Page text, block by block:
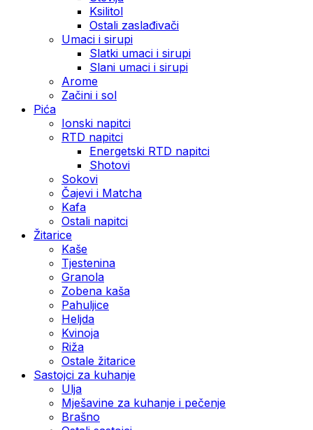
Ksilitol
Ostali zaslađivači
Umaci i sirupi
Slatki umaci i sirupi
Slani umaci i sirupi
Arome
Začini i sol
Pića
Ionski napitci
RTD napitci
Energetski RTD napitci
Shotovi
Sokovi
Čajevi i Matcha
Kafa
Ostali napitci
Žitarice
Kaše
Tjestenina
Granola
Zobena kaša
Pahuljice
Heljda
Kvinoja
Riža
Ostale žitarice
Sastojci za kuhanje
Ulja
Mješavine za kuhanje i pečenje
Brašno